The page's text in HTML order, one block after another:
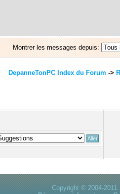
Montrer les messages depuis:
DepanneTonPC Index du Forum ->
Copyright © 2004-